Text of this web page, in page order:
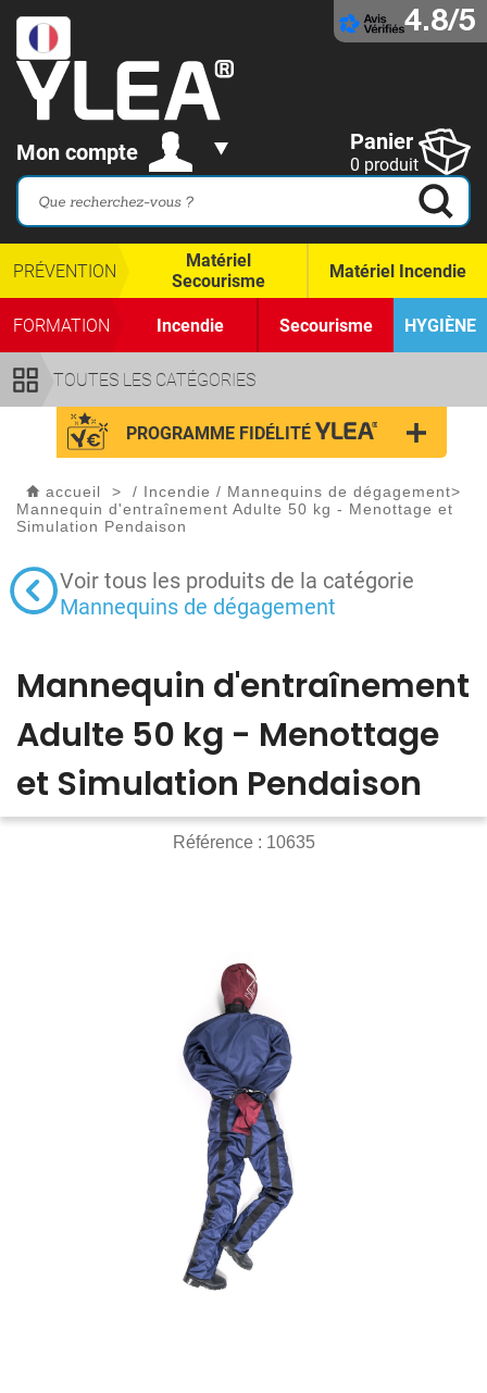
4.8/5
Mon compte Panier
0 produit
TOUTES LES CATÉGORIES
PRÉVENTION
Matériel
Secourisme
Matériel Incendie
FORMATION Incendie Secourisme HYGIÈNE
PROGRAMME FIDÉLITÉ
accueil > / Incendie / Mannequins de dégagement>
Mannequin d'entraînement Adulte 50 kg - Menottage et
Simulation Pendaison
Voir tous les produits de la catégorie
Mannequins de dégagement
Mannequin d'entraînement
Adulte 50 kg - Menottage
et Simulation Pendaison
Référence : 10635